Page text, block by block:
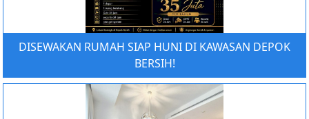
DISEWAKAN RUMAH SIAP HUNI DI KAWASAN DEPOK
BERSIH!